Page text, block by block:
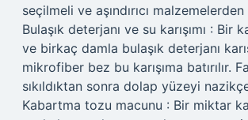
seçilmeli ve aşındırıcı malzemelerden
Bulaşık deterjanı ve su karışımı : Bir
ve birkaç damla bulaşık deterjanı
mikrofiber bez bu karışıma batırılır.
sıkıldıktan sonra dolap yüzeyi
Kabartma tozu macunu : Bir miktar